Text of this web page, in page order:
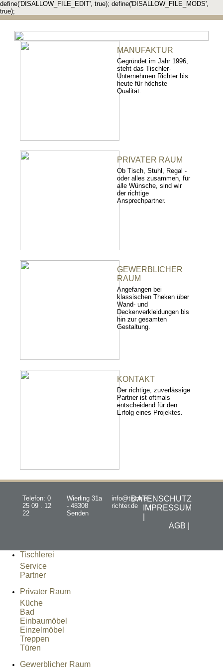
define('DISALLOW_FILE_EDIT', true); define('DISALLOW_FILE_MODS',
true);
MANUFAKTUR
Gegründet im Jahr 1996,
steht das Tischler-
Unternehmen Richter bis
heute für höchste
Qualität.
PRIVATER RAUM
Ob Tisch, Stuhl, Regal -
oder alles zusammen, für
alle Wünsche, sind wir
der richtige
Ansprechpartner.
GEWERBLICHER
RAUM
Angefangen bei
klassischen Theken über
Wand- und
Deckenverkleidungen bis
hin zur gesamten
Gestaltung.
KONTAKT
Der richtige, zuverlässige
Partner ist oftmals
entscheidend für den
Erfolg eines Projektes.
Telefon: 0
25 09 . 12
22
Wierling 31a
- 48308
Senden
info@tischler-
richter.de
DATENSCHUTZ
IMPRESSUM
AGB |
Tischlerei
Service
Partner
Privater Raum
Küche
Bad
Einbaumöbel
Einzelmöbel
Treppen
Türen
Gewerblicher Raum